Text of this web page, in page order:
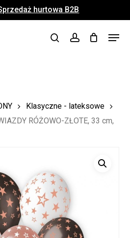
hurtowa B2B
searchaccount
Menu
Close
Klasyczne - lateksowe
RÓŻOWO-ZŁOTE, 33 cm,
Menu